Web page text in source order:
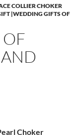
COLLIER CHOKER
|WEDDING GIFTS OF
OF
Choker